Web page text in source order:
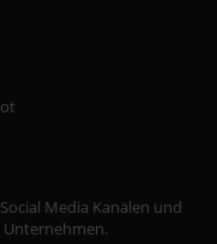
Media Kanälen und